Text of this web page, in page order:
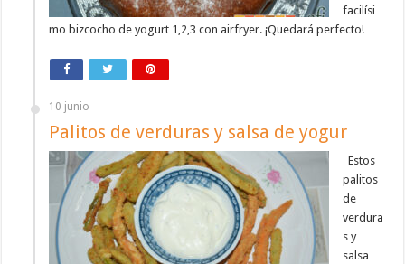
facilísi
mo bizcocho de yogurt 1,2,3 con airfryer. ¡Quedará perfecto!
10 junio
Palitos de verduras y salsa de yogur
Estos
palitos
de
verdura
s y
salsa